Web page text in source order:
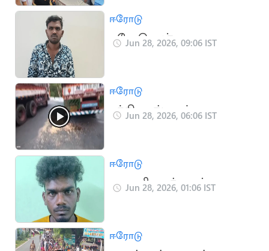
அமைச்சர்
செங்கோட்டையன்
ஈரோடு
ஈரோடு: கஞ்சா
ஒருவர் கைது
Jun 28, 2026, 09:06 IST
ஈரோடு
சத்தியமங்கலம்:
பழுதாகி நின்ற லாரி
Jun 28, 2026, 06:06 IST
ஈரோடு
பவானிசாகர்: மான்
ஒருவர் கைது 3 பேர்
Jun 28, 2026, 01:06 IST
ஈரோடு